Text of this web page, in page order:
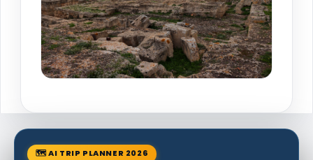
🗺 AI TRIP PLANNER 2026